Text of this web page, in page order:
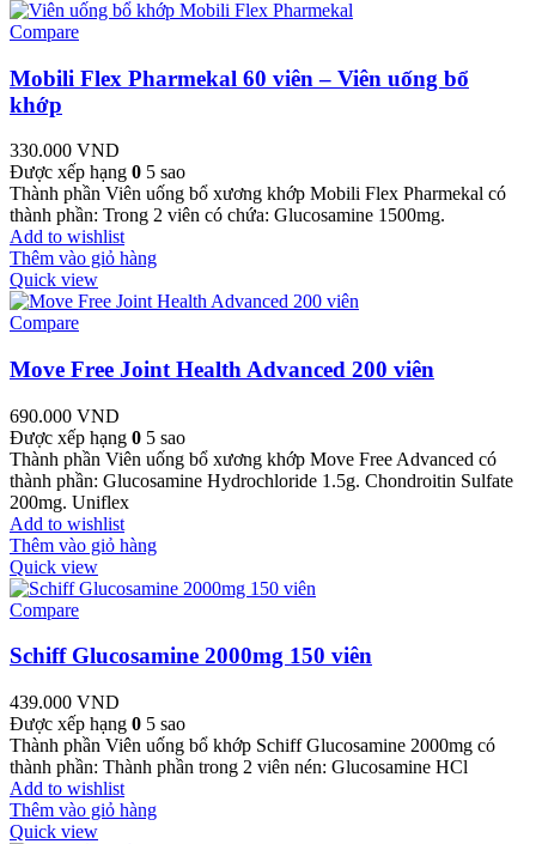
Compare
Mobili Flex Pharmekal 60 viên – Viên uống bổ
khớp
330.000 VND
Được xếp hạng 0 5 sao
Thành phần Viên uống bổ xương khớp Mobili Flex Pharmekal có
thành phần: Trong 2 viên có chứa: Glucosamine 1500mg.
Add to wishlist
Thêm vào giỏ hàng
Quick view
Compare
Move Free Joint Health Advanced 200 viên
690.000 VND
Được xếp hạng 0 5 sao
Thành phần Viên uống bổ xương khớp Move Free Advanced có
thành phần: Glucosamine Hydrochloride 1.5g. Chondroitin Sulfate
200mg. Uniflex
Add to wishlist
Thêm vào giỏ hàng
Quick view
Compare
Schiff Glucosamine 2000mg 150 viên
439.000 VND
Được xếp hạng 0 5 sao
Thành phần Viên uống bổ khớp Schiff Glucosamine 2000mg có
thành phần: Thành phần trong 2 viên nén: Glucosamine HCl
Add to wishlist
Thêm vào giỏ hàng
Quick view